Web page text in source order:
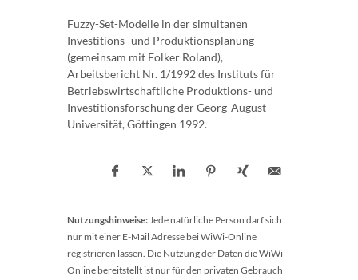
Fuzzy-Set-Modelle in der simultanen
Investitions- und Produktionsplanung
(gemeinsam mit Folker Roland),
Arbeitsbericht Nr. 1/1992 des Instituts für
Betriebswirtschaftliche Produktions- und
Investitionsforschung der Georg-August-
Universität, Göttingen 1992.
Nutzungshinweise:Jede natürliche Person darf sich
nur mit einer E-Mail Adresse bei WiWi-Online
registrieren lassen. Die Nutzung der Daten die WiWi-
Online bereitstellt ist nur für den privaten Gebrauch